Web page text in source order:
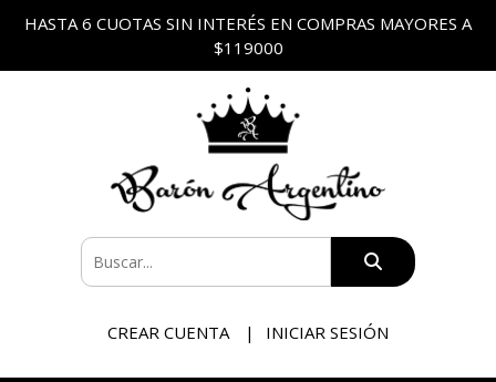
HASTA 6 CUOTAS SIN INTERÉS EN COMPRAS MAYORES A
$119000
CREAR CUENTA INICIAR SESIÓN